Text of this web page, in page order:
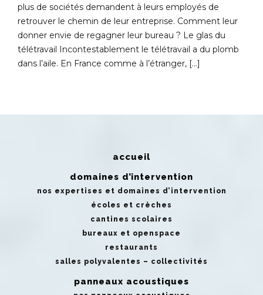
plus de sociétés demandent à leurs employés de
retrouver le chemin de leur entreprise. Comment leur
donner envie de regagner leur bureau ? Le glas du
télétravail Incontestablement le télétravail a du plomb
dans l’aile. En France comme à l’étranger, […]
accueil
domaines d’intervention
nos expertises et domaines d’intervention
écoles et crèches
cantines scolaires
bureaux et openspace
restaurants
salles polyvalentes – collectivités
panneaux acoustiques